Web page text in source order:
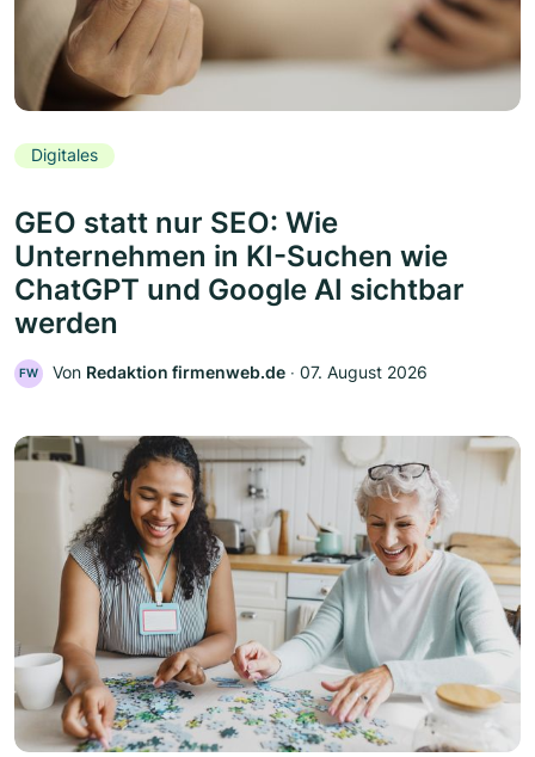
Digitales
GEO statt nur SEO: Wie
Unternehmen in KI-Suchen wie
ChatGPT und Google AI sichtbar
werden
FW Von Redaktion firmenweb.de ‧ 07. August 2026